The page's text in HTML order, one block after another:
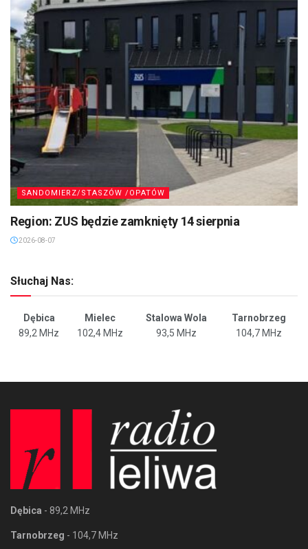
SANDOMIERZ/STASZÓW /OPATÓW
Region: ZUS będzie zamknięty 14 sierpnia
2026-08-07
Słuchaj Nas:
Dębica Mielec Stalowa Wola
Tarnobrzeg
89,2 MHz
102,4 MHz 93,5 MHz 104,7 MHz
Dębica - 89,2 MHz
Tarnobrzeg - 104,7 MHz